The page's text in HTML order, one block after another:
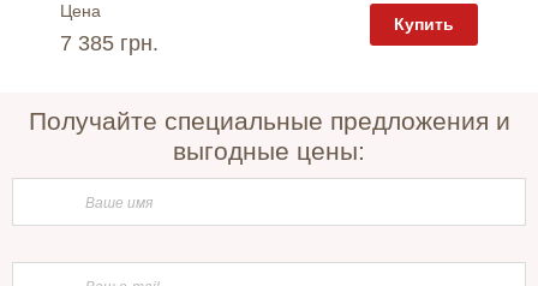
Цена
7 385 грн.
Купить
Получайте специальные предложения и
выгодные цены: